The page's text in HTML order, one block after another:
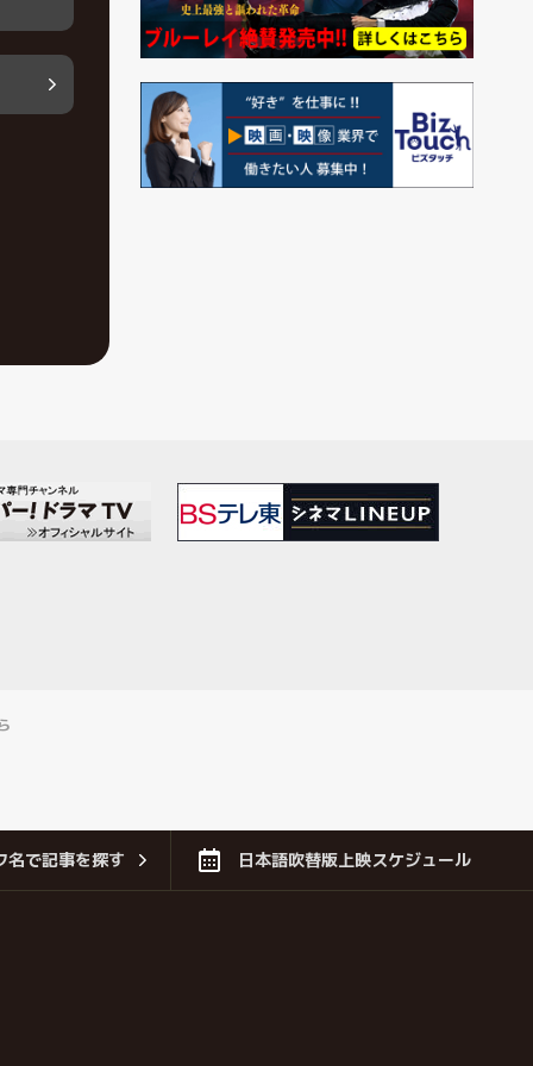
名で記事を探す 日本語吹替版上映スケジュール